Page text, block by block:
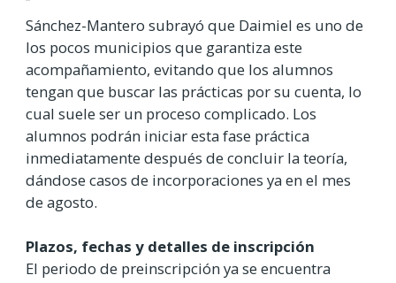
Sánchez-Mantero subrayó que Daimiel es uno de
los pocos municipios que garantiza este
acompañamiento, evitando que los alumnos
tengan que buscar las prácticas por su cuenta, lo
cual suele ser un proceso complicado. Los
alumnos podrán iniciar esta fase práctica
inmediatamente después de concluir la teoría,
dándose casos de incorporaciones ya en el mes
de agosto.
Plazos, fechas y detalles de inscripción
El periodo de preinscripción ya se encuentra